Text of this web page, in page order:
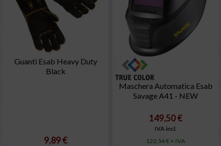
Guanti Esab Heavy Duty
Black
9,89 €
Maschera Automatica Esab
Savage A41 - NEW
149,50 €
IVA incl.
122,54 € + IVA